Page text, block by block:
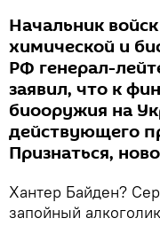
Начальник
химической и
РФ генерал-
заявил, что к
биооружия на
действующего
Признаться,
Хантер Байден?
запойный